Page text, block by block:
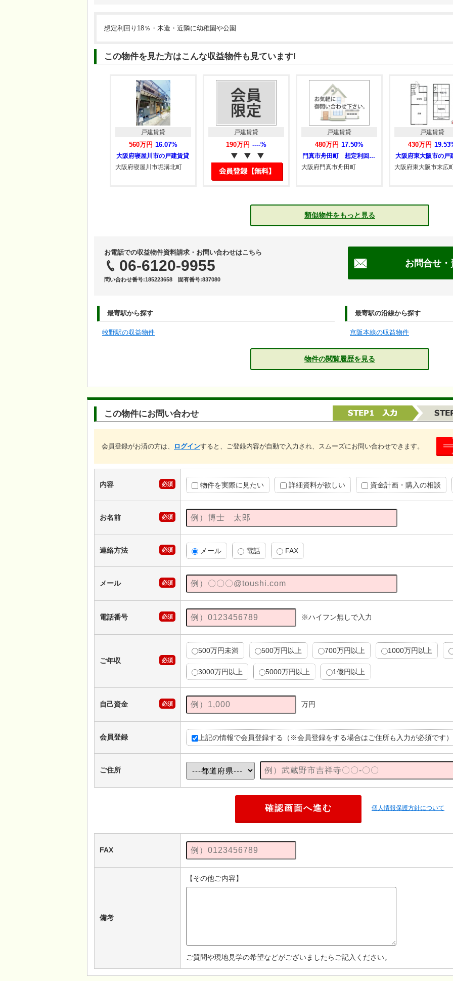
想定利回り18％・木造・近隣に幼稚園や公園
この物件を見た方はこんな収益物件も見ています!
戸建賃貸
190万円 ----%
戸建賃貸
480万円 17.50%
大阪府門真市舟田町
大阪府東大阪市の戸建賃貸
戸建賃貸
430万円 19.53%
大阪府東大阪市末広町
大阪府堺市東区
戸建賃
520万円
大阪府堺市東区
類似物件をもっと見る
お電話での収益物件資料請求・お問い合わせはこちら
06-6120-9955
問い合わせ番号:185223658 固有番号:837080
お問合せ
最寄駅から探す
牧野駅の収益物件
最寄駅の沿線から探す
京阪本線の収益物件
物件の閲覧履歴を見る
この物件にお問い合わせ
会員登録がお済の方は、 ログインすると、ご登録内容が自動で入力され、スムーズにお問い合わせできます。
内容 必須 物件を実際に見たい 詳細資料が欲しい 資金計画・購入の相談
お名前 必須
連絡方法 必須 メール 電話 FAX
メール 必須
電話番号 必須 ※ハイフン無しで入力
ご年収 必須
500万円未満 500万円以上 700万円以上 1000万円以上
3000万円以上 5000万円以上 1億円以上
自己資金 必須 万円
会員登録 上記の情報で会員登録する（※会員登録をする場合はご住所も入力が必須です）
ご住所
個人情報保護方針について
FAX
備考
【その他ご内容】
ご質問や現地見学の希望などがございましたらご記入ください。